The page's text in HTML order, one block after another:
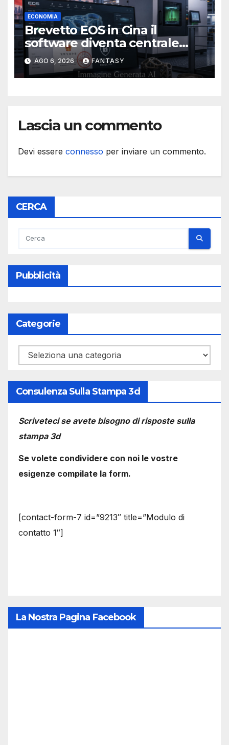
ECONOMIA
Brevetto EOS in Cina il
software diventa centrale
nella stampa 3D industriale
AGO 6, 2026 FANTASY
Lascia un commento
Devi essere connesso per inviare un commento.
CERCA
Pubblicità
Categorie
Categorie
Consulenza Sulla Stampa 3d
Scriveteci se avete bisogno di risposte sulla
stampa 3d
Se volete condividere con noi le vostre
esigenze compilate la form.
[contact-form-7 id=”9213″ title=”Modulo di
contatto 1″]
La Nostra Pagina Facebook